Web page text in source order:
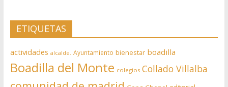
ETIQUETAS
actividades alcalde. Ayuntamiento bienestar boadilla
Boadilla del Monte colegios Collado Villalba